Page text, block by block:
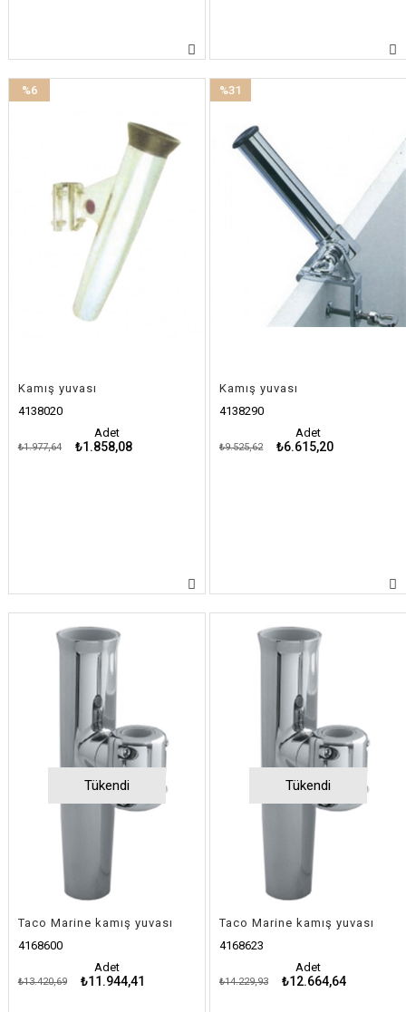
Kamış yuvası
4138020
Adet
₺1.858,08
₺1.977,64
%6
Kamış yuvası
4138290
Adet
₺6.615,20
₺9.525,62
%31
%31İndirim
Tükendi
Taco Marine kamış yuvası
4168600
Adet
₺11.944,41
₺13.420,69
Tükendi
Taco Marine kamış yuvası
4168623
Adet
₺12.664,64
₺14.229,93